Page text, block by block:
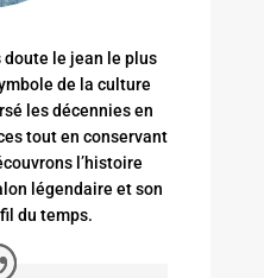
doute le jean le plus
de la culture
les décennies en
tout en conservant
l’histoire
légendaire et son
du temps.